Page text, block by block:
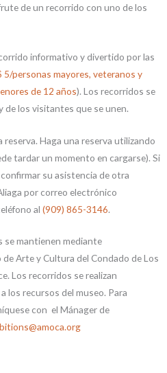
de un recorrido con uno de los
informativo y divertido por las
5/personas mayores, veteranos y
de 12 años). Los recorridos se
de los visitantes que se unen.
reserva. Haga una reserva utilizando
tardar un momento en cargarse). Si
su asistencia de otra
por correo electrónico
al(909) 865-3146.
se mantienen mediante
Arte y Cultura del Condado de Los
Los recorridos se realizan
los recursos del museo. Para
con el Mánager de